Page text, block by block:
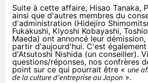
Suite à cette affaire, Hisao Tanaka,
ainsi que d'autres membres du
d'administration (Hidejiro
Fukakushi, Kiyoshi Kobayashi,
Maeda) ont annoncé leur démission,
partir d'aujourd'hui. C'est
d'Atsutoshi Nishida (un conseiller).
questions/réponses, nos confrères
point sur ce qui pourrait être « une
de la culture d'entreprise au Japon ».